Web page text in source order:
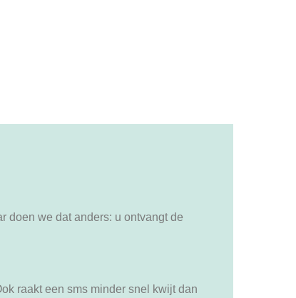
doen we dat anders: u ontvangt de
raakt een sms minder snel kwijt dan